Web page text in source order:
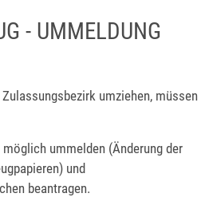
- UMMELDUNG
umziehen, müssen
ummelden (Änderung der
und
beantragen.